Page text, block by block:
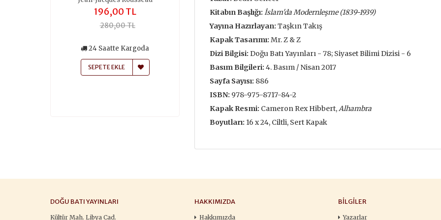
196,00 TL
280,00 TL
24 Saatte Kargoda
SEPETE EKLE
259,00 TL
370,00 TL
24 Saatte Kargoda
SEPETE EKLE
196,00 TL
280,00 TL
SEPETE EKLE
Kitabın Başlığı: İslam'da Modernleşme (1839-1939)
Yayına Hazırlayan: Taşkın Takış
Kapak Tasarımı: Mr. Z & Z
Dizi Bilgisi: Doğu Batı Yayınları - 78; Siyaset Bilimi Dizisi - 6
Basım Bilgileri: 4. Basım / Nisan 2017
Sayfa Sayısı: 886
ISBN: 978-975-8717-84-2
Kapak Resmi: Cameron Rex Hibbert,Alhambra
Boyutları: 16 x 24, Ciltli, Sert Kapak
DOĞU BATI YAYINLARI
Kültür Mah. Libya Cad.
HAKKIMIZDA
Hakkımızda
BILGILER
Yazarlar